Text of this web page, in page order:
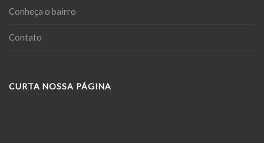
Conheça o bairro
Contato
CURTA NOSSA PÁGINA